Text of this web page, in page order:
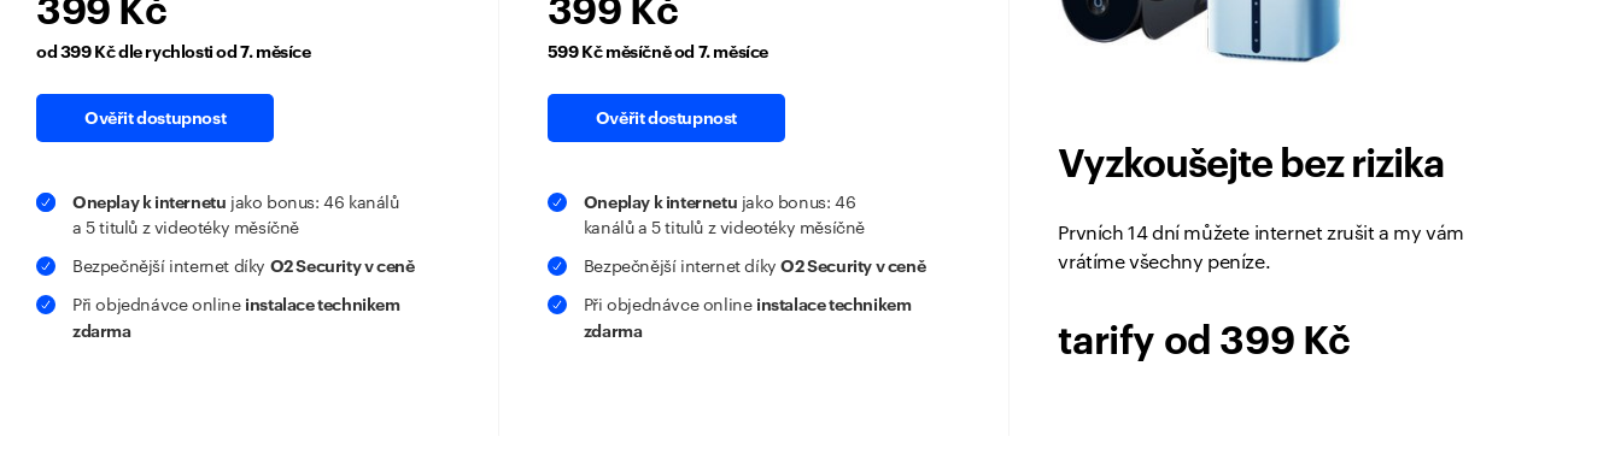
399 Kč
od 399 Kč dle rychlosti od 7. měsíce
Ověřit dostupnost
Oneplay k internetu jako bonus: 46 kanálů
a 5 titulů z videotéky měsíčně
Bezpečnější internet díky O2 Security v ceně
Při objednávce online instalace technikem
zdarma
399 Kč
599 Kč měsíčně od 7. měsíce
Ověřit dostupnost
Oneplay k internetu jako bonus: 46
kanálů a 5 titulů z videotéky měsíčně
Bezpečnější internet díkyO2 Security v ceně
Při objednávce online instalace technikem
zdarma
Vyzkoušejte bez rizika
Prvních 14 dní můžete internet zrušit a my vám
vrátíme všechny peníze.
tarify od 399 Kč